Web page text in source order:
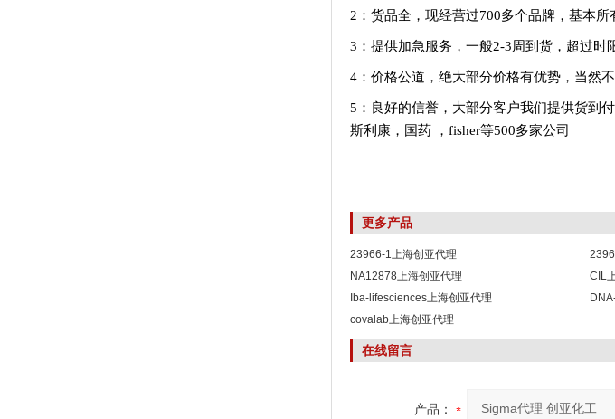
2：货品全，现经营过700多个品牌，基本
3：提供加急服务，一般2-3周到货，超过时
4：价格公道，绝大部分价格有优势，当然
5：良好的信誉，大部分客户我们提供货到
斯利康，国药
，fisher等500多家公司
更多产品
23966-1上海创亚代理
NA12878上海创亚代理
CIL
Iba-lifesciences上海创亚代理
covalab上海创亚代理
在线留言
产品：